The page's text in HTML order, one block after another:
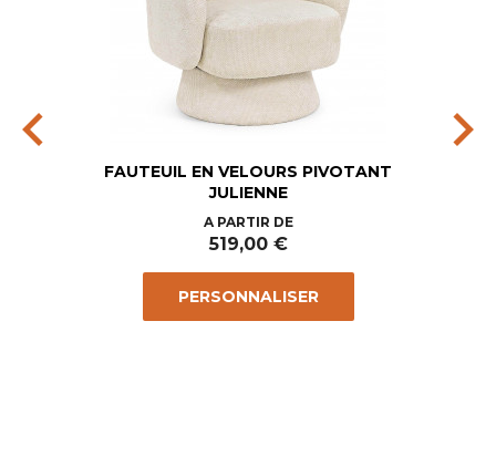
chevron_left
FAUTEUIL EN VELOURS PIVOTANT
JULIENNE
Prix
A PARTIR DE
519,00 €
PERSONNALISER
chevron_right